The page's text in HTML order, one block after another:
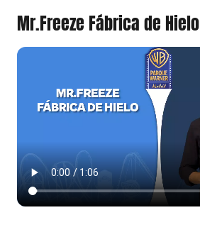
Mr.Freeze Fábrica de Hielo